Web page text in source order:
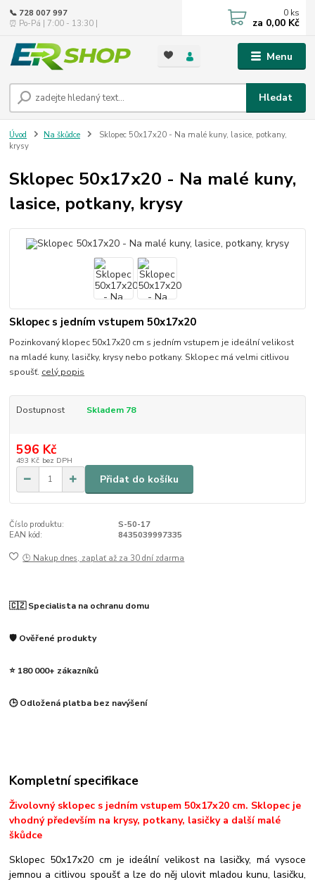
Menu
Hledat
📞 728 007 997
⏰ Po-Pá | 7:00 - 13:30 |
0 ks
za 0,00 Kč
Úvod Na škůdce
Sklopec 50x17x20 - Na malé kuny, lasice, potkany,
krysy
Sklopec 50x17x20 - Na malé kuny,
lasice, potkany, krysy
Sklopec s jedním vstupem 50x17x20
Pozinkovaný klopec 50x17x20 cm s jedním vstupem je ideální velikost
na mladé kuny, lasičky, krysy nebo potkany. Sklopec má velmi citlivou
spoušť. celý popis
Dostupnost Skladem 78
596 Kč
493 Kč bez DPH
Přidat do košíku
Číslo produktu:
S-50-17
EAN kód:
8435039997335
🕒 Nakup dnes, zaplať až za 30 dní zdarma
🇨🇿 Specialista na ochranu domu
🛡️ Ověřené produkty
⭐ 180 000+ zákazníků
🕒 Odložená platba bez navýšení
Kompletní specifikace
Živolovný sklopec s jedním vstupem 50x17x20 cm. Sklopec je
vhodný především na krysy, potkany, lasičky a další malé
škůdce
Sklopec 50x17x20 cm je ideální velikost na lasičky, má vysoce
jemnou a citlivou spoušť a lze do něj ulovit mladou kunu, lasičku,